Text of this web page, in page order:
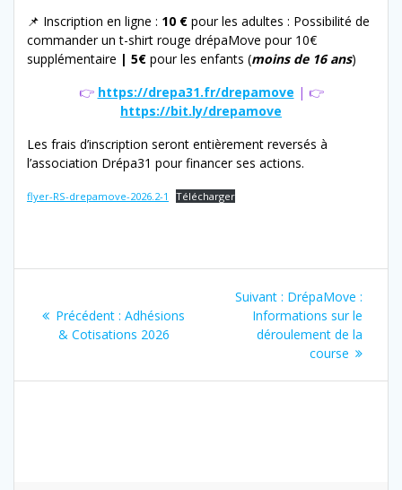
📌 Inscription en ligne : 10 € pour les adultes : Possibilité de
commander un t-shirt rouge drépaMove pour 10€
supplémentaire | 5€ pour les enfants (moins de 16 ans)
👉 https://drepa31.fr/drepamove | 👉
https://bit.ly/drepamove
Les frais d’inscription seront entièrement reversés à
l’association Drépa31 pour financer ses actions.
flyer-RS-drepamove-2026.2-1 Télécharger
de Précédent : Article
précédent
Adhésions
& Cotisations 2026
Suivant : Article
suivant
:
DrépaMove :
Informations sur le
déroulement de la
course